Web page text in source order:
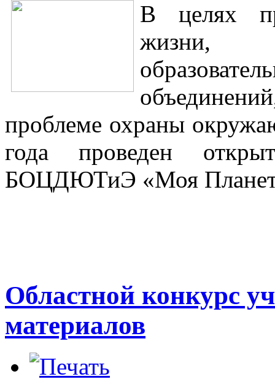
В целях
жизни,
проблеме охраны
года проведен
БОЦДЮТиЭ «Моя
Областной конкурс
материалов